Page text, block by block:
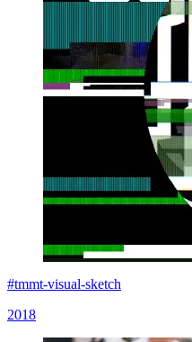
#tmmt-visual-sketch
2018